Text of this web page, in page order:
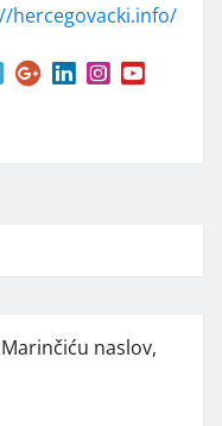
hercegovacki.info/